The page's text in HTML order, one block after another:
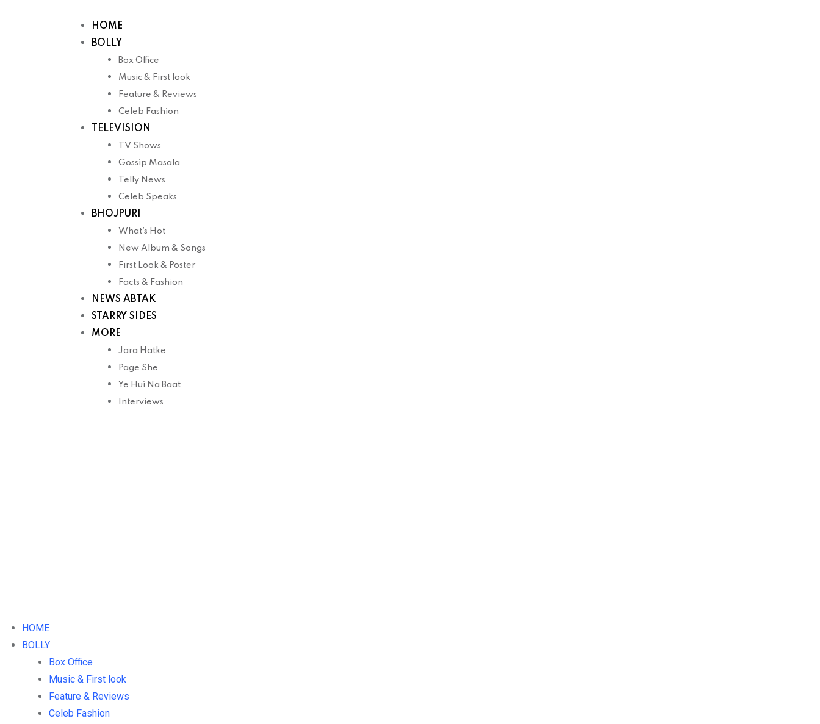
HOME
BOLLY
Box Office
Music & First look
Feature & Reviews
Celeb Fashion
TELEVISION
TV Shows
Gossip Masala
Telly News
Celeb Speaks
BHOJPURI
What’s Hot
New Album & Songs
First Look & Poster
Facts & Fashion
NEWS ABTAK
STARRY SIDES
MORE
Jara Hatke
Page She
Ye Hui Na Baat
Interviews
HOME
BOLLY
Box Office
Music & First look
Feature & Reviews
Celeb Fashion